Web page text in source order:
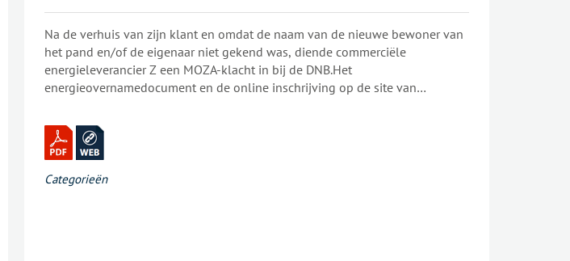
Na de verhuis van zijn klant en omdat de naam van de nieuwe bewoner van
het pand en/of de eigenaar niet gekend was, diende commerciële
energieleverancier Z een MOZA-klacht in bij de DNB.Het
energieovernamedocument en de online inschrijving op de site van
de overnemer.Overeenkomstig de M.I.G waarnaar het Technisch Reglement
Elektriciteit verwijst, organiseert de DNB een bezoek binnen de 5 werkdagen
na de aanvraag van de commerciële energieleverancier om de bewoner van
het pand te identificeren.In het onderhavige geval kon de DNB niet aantonen
Categorieën